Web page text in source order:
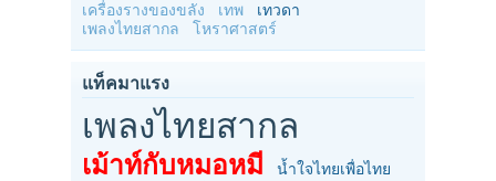
เครื่องรางของขลัง
เทพ
เทวดา
เพลงไทยสากล
โหราศาสตร์
แท็คมาแรง
เพลงไทยสากล
เม้าท์กับหมอหมี
น้ำใจไทยเพื่อไทย